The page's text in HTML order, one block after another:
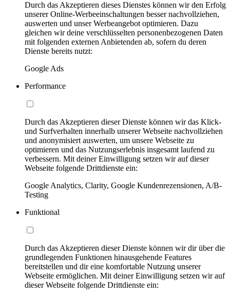
Durch das Akzeptieren dieses Dienstes können wir den Erfolg
unserer Online-Werbeeinschaltungen besser nachvollziehen,
auswerten und unser Werbeangebot optimieren. Dazu
gleichen wir deine verschlüsselten personenbezogenen Daten
mit folgenden externen Anbietenden ab, sofern du deren
Dienste bereits nutzt:
Google Ads
Performance
Durch das Akzeptieren dieser Dienste können wir das Klick-
und Surfverhalten innerhalb unserer Webseite nachvollziehen
und anonymisiert auswerten, um unsere Webseite zu
optimieren und das Nutzungserlebnis insgesamt laufend zu
verbessern. Mit deiner Einwilligung setzen wir auf dieser
Webseite folgende Drittdienste ein:
Google Analytics, Clarity, Google Kundenrezensionen, A/B-
Testing
Funktional
Durch das Akzeptieren dieser Dienste können wir dir über die
grundlegenden Funktionen hinausgehende Features
bereitstellen und dir eine komfortable Nutzung unserer
Webseite ermöglichen. Mit deiner Einwilligung setzen wir auf
dieser Webseite folgende Drittdienste ein: